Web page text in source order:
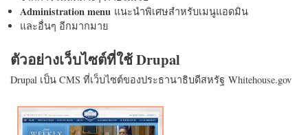
Administration menu แนะนำพิเศษสำหรับเมนูแอดมิน
และอื่นๆ อีกมากมาย
ตัวอย่างเว็บไซต์ที่ใช้ Drupal
Drupal เป็น CMS ที่เว็บไซต์ของประธานาธิบดีสหรัฐ Whitehouse.gov